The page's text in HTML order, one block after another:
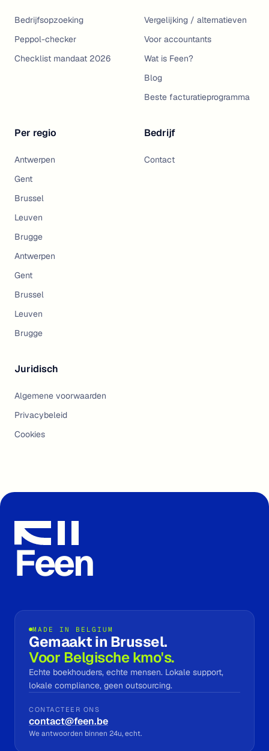
Bedrijfsopzoeking
Peppol-checker
Checklist mandaat 2026
Vergelijking / alternatieven
Voor accountants
Wat is Feen?
Blog
Beste facturatieprogramma
Per regio
Antwerpen
Gent
Brussel
Leuven
Brugge
Antwerpen
Gent
Brussel
Leuven
Brugge
Bedrijf
Contact
Juridisch
Algemene voorwaarden
Privacybeleid
Cookies
Feen
MADE IN BELGIUM
Gemaakt in Brussel.
Voor Belgische kmo's.
Echte boekhouders, echte mensen. Lokale support,
lokale compliance, geen outsourcing.
CONTACTEER ONS
contact@feen.be
We antwoorden binnen 24u, echt.